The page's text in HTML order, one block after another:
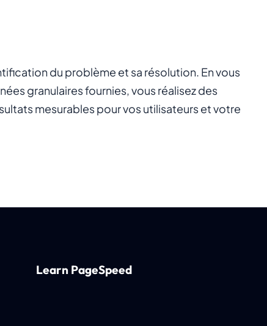
du problème et sa résolution. En vous
granulaires fournies, vous réalisez des
mesurables pour vos utilisateurs et votre
Learn PageSpeed